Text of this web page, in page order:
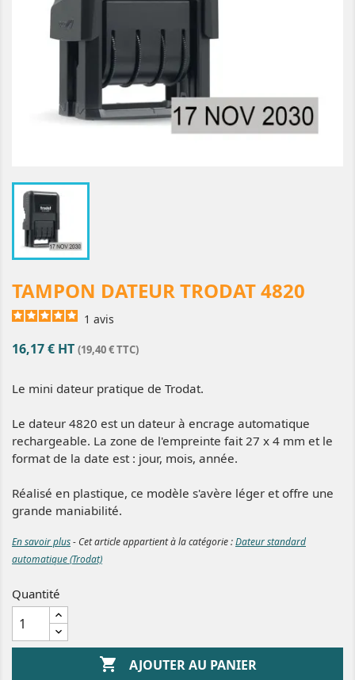
TAMPON DATEUR TRODAT 4820
1 avis
16,17 € HT (19,40 € TTC)
Le mini dateur pratique de Trodat.
Le dateur 4820 est un dateur à encrage automatique
rechargeable. La zone de l'empreinte fait 27 x 4 mm et le
format de la date est : jour, mois, année.
Réalisé en plastique, ce modèle s'avère léger et offre une
grande maniabilité.
En savoir plus- Cet article appartient à la catégorie :Dateur standard
automatique (Trodat)
Quantité
 AJOUTER AU PANIER